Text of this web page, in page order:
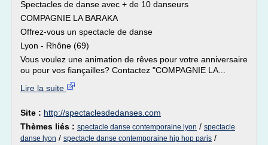
Spectacles de danse avec + de 10 danseurs
COMPAGNIE LA BARAKA
Offrez-vous un spectacle de danse
Lyon - Rhône (69)
Vous voulez une animation de rêves pour votre anniversaire
ou pour vos fiançailles? Contactez "COMPAGNIE LA...
Lire la suite
Site : http://spectaclesdedanses.com
Thèmes liés : spectacle danse contemporaine lyon / spectacle
danse lyon / spectacle danse contemporaine hip hop paris /